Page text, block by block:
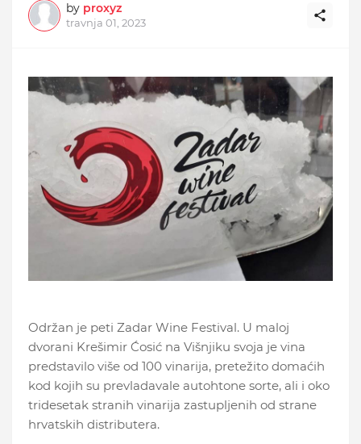
by proxyz
travnja 01, 2023
Održan je peti Zadar Wine Festival. U maloj
dvorani Krešimir Ćosić na Višnjiku svoja je vina
predstavilo više od 100 vinarija, pretežito domaćih
kod kojih su prevladavale autohtone sorte, ali i oko
tridesetak stranih vinarija zastupljenih od strane
hrvatskih distributera.